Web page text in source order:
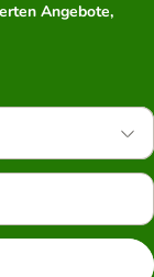
Angebote,